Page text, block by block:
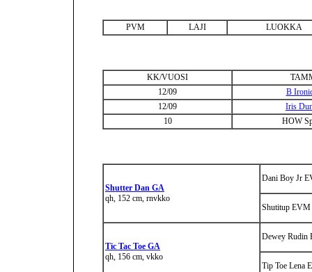
PVM LAJI LUOKKA
KK/VUOSI
12/09
B
12/09
Iris
10
HOW
Shutter Dan GA
qh, 152 cm, rnvkko
Dani Boy Jr
Shutitup EVM
Tic Tac Toe GA
qh, 156 cm, vkko
Dewey Rudin
Tip Toe Lena